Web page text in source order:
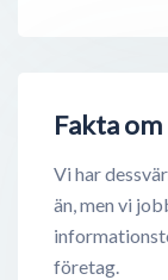
Fakta
Vi har
än, men vi
företag.